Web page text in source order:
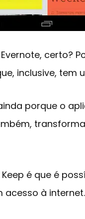
certo?
inclusive, tem
porque o
é que é
acesso à internet.